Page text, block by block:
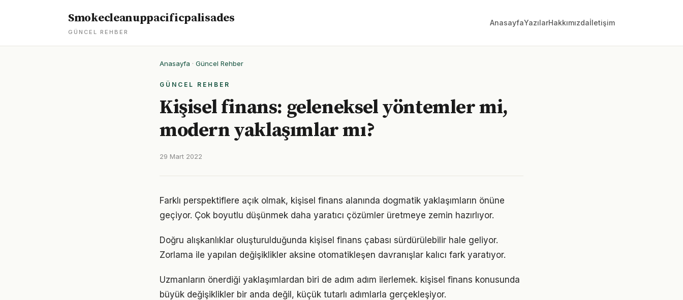
Smokecleanuppacificpalisades
GÜNCEL REHBER
AnasayfaYazılarHakkımızdaİletişim
Anasayfa · Güncel Rehber
GÜNCEL REHBER
Kişisel finans: geleneksel yöntemler mi,
modern yaklaşımlar mı?
29 Mart 2022
Farklı perspektiflere açık olmak, kişisel finans alanında dogmatik yaklaşımların önüne
geçiyor. Çok boyutlu düşünmek daha yaratıcı çözümler üretmeye zemin hazırlıyor.
Doğru alışkanlıklar oluşturulduğunda kişisel finans çabası sürdürülebilir hale geliyor.
Zorlama ile yapılan değişiklikler aksine otomatikleşen davranışlar kalıcı fark yaratıyor.
Uzmanların önerdiği yaklaşımlardan biri de adım adım ilerlemek. kişisel finans konusunda
büyük değişiklikler bir anda değil, küçük tutarlı adımlarla gerçekleşiyor.